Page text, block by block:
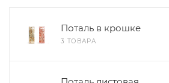
Поталь в крошке
3 ТОВАРА